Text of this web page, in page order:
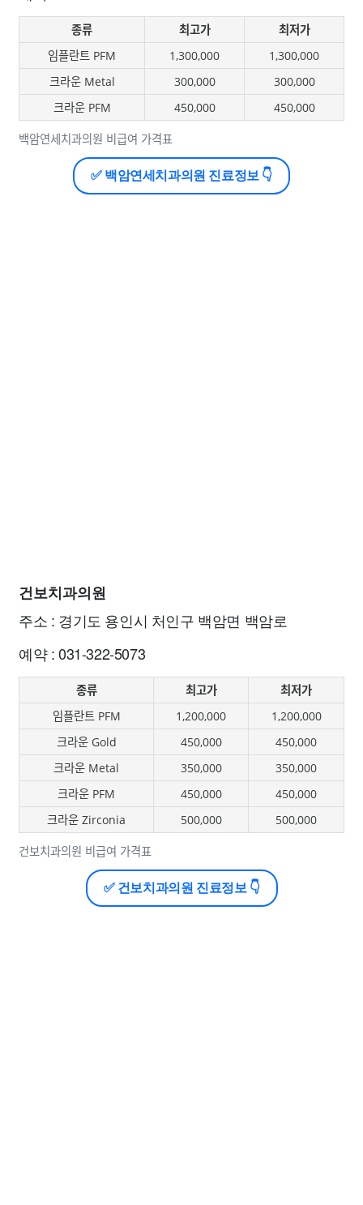
백암연세치과의원 비급여 가격표
종류 최고가
최저가
임플란트 PFM
1,300,000
1,300,000
크라운 Metal
300,000
300,000
크라운 PFM
450,000 450,000
✅ 백암연세치과의원 진료정보 👇
건보치과의원
주소 : 경기도 용인시 처인구 백암면 백암로
예약 : 031-322-5073
건보치과의원 비급여 가격표
종류 최고가
최저가
임플란트 PFM
1,200,000
1,200,000
크라운 Gold
450,000
450,000
크라운 Metal
350,000
350,000
크라운 PFM
450,000
450,000
크라운 Zirconia
500,000 500,000
✅ 건보치과의원 진료정보 👇